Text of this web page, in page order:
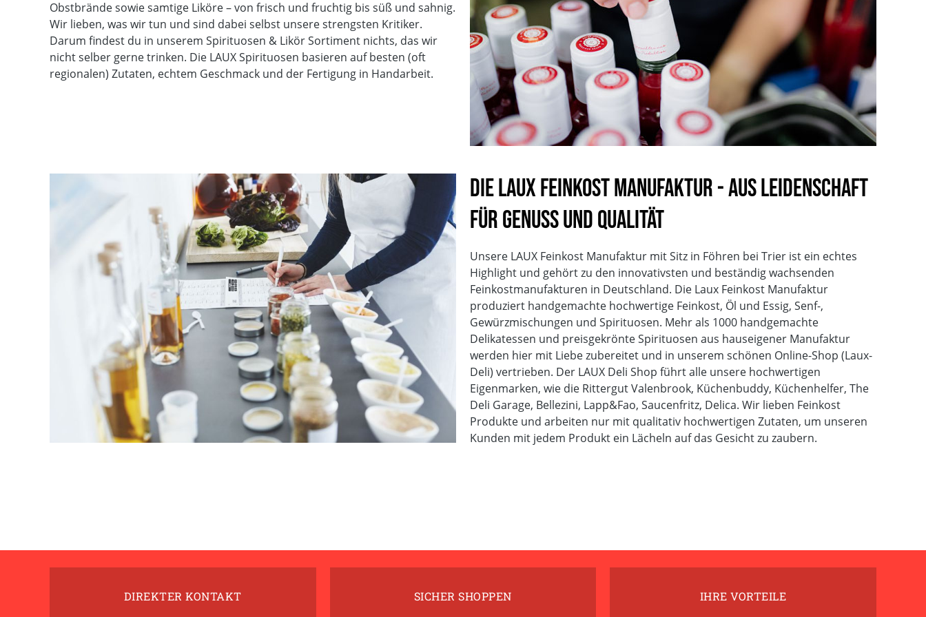
Vegan
Glutenfrei
Vegetarisch
Sojafrei
Ohne Geschmacksverstärker
ohne zugesetzten Salz
Mit natürlicher Süße
Alkoholgehalt
Ohne Palmöl
Obstbrände sowie samtige Liköre – von frisch und fruchtig bis süß und sahnig.
Wir lieben, was wir tun und sind dabei selbst unsere strengsten Kritiker.
Darum findest du in unserem Spirituosen & Likör Sortiment nichts, das wir
nicht selber gerne trinken. Die LAUX Spirituosen basieren auf besten (oft
regionalen) Zutaten, echtem Geschmack und der Fertigung in Handarbeit.
Die LAUX Feinkost Manufaktur - Aus Leidenschaft
für Genuss und Qualität
Unsere LAUX Feinkost Manufaktur mit Sitz in Föhren bei Trier ist ein echtes
Highlight und gehört zu den innovativsten und beständig wachsenden
Feinkostmanufakturen in Deutschland. Die Laux Feinkost Manufaktur
produziert handgemachte hochwertige Feinkost, Öl und Essig, Senf-,
Gewürzmischungen und Spirituosen. Mehr als 1000 handgemachte
Delikatessen und preisgekrönte Spirituosen aus hauseigener Manufaktur
werden hier mit Liebe zubereitet und in unserem schönen Online-Shop (Laux-
Deli) vertrieben. Der LAUX Deli Shop führt alle unsere hochwertigen
Eigenmarken, wie die Rittergut Valenbrook, Küchenbuddy, Küchenhelfer, The
Deli Garage, Bellezini, Lapp&Fao, Saucenfritz, Delica. Wir lieben Feinkost
Produkte und arbeiten nur mit qualitativ hochwertigen Zutaten, um unseren
Kunden mit jedem Produkt ein Lächeln auf das Gesicht zu zaubern.
DIREKTER KONTAKT SICHER SHOPPEN IHRE VORTEILE